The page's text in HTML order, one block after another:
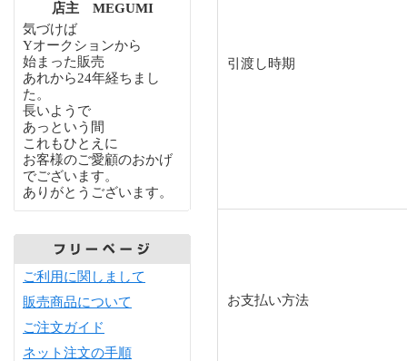
店主 MEGUMI
気づけば
Yオークションから
始まった販売
あれから24年経ちまし
た。
長いようで
あっという間
これもひとえに
お客様のご愛顧のおかげ
でございます。
ありがとうございます。
ご利用に関しまして
販売商品について
ご注文ガイド
ネット注文の手順
引渡し時期
お支払い方法